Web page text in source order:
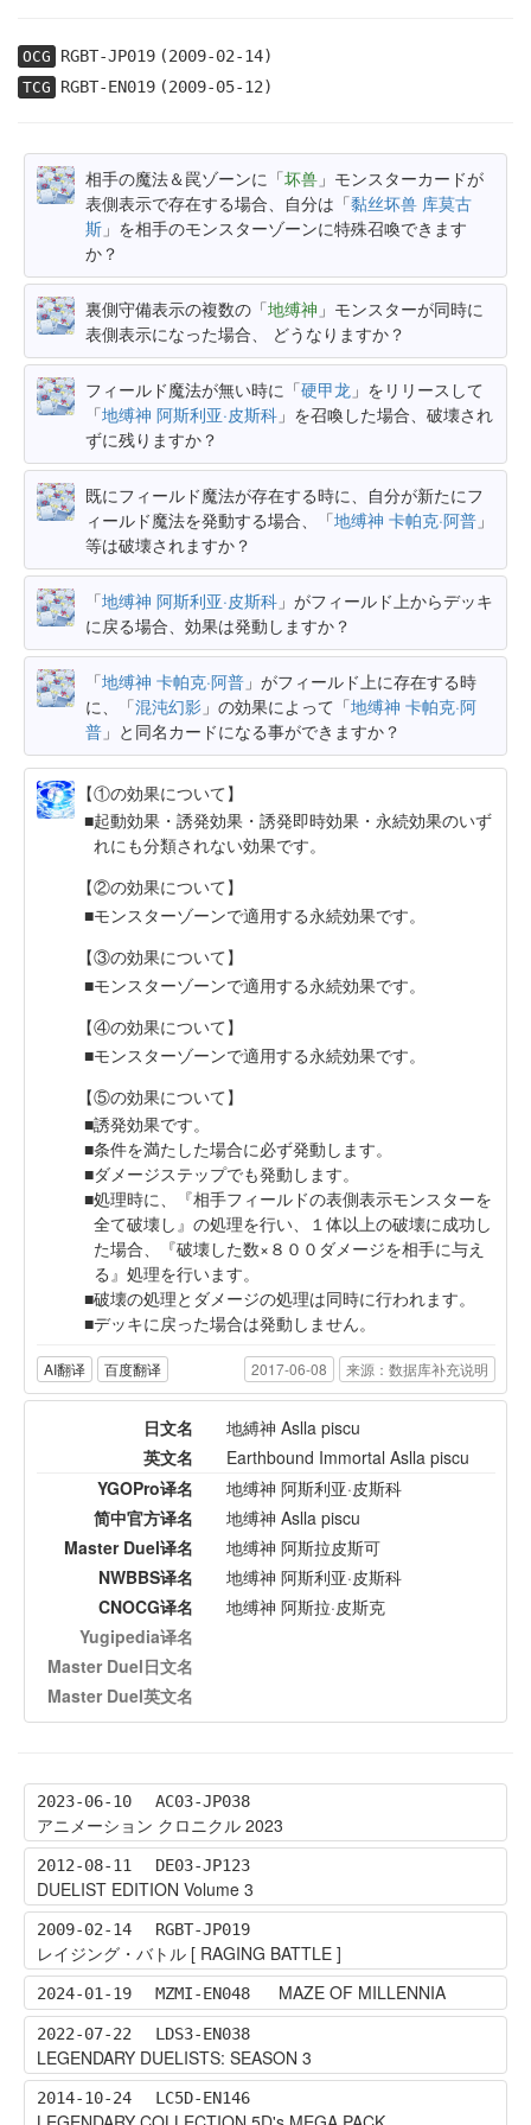
OCG RGBT-JP019(2009-02-14)
TCG RGBT-EN019(2009-05-12)
相手の魔法＆罠ゾーンに「坏兽 」モンスターカードが
表側表示で存在する場合、自分は「黏丝坏兽 库莫古
斯 」を相手のモンスターゾーンに特殊召喚できます
か？
裏側守備表示の複数の「地缚神 」モンスターが同時に
表側表示になった場合、 どうなりますか？
フィールド魔法が無い時に「硬甲龙 」をリリースして
「地缚神 阿斯利亚·皮斯科 」を召喚した場合、破壊され
ずに残りますか？
既にフィールド魔法が存在する時に、自分が新たにフ
ィールド魔法を発動する場合、「地缚神 卡帕克·阿普 」
等は破壊されますか？
「地缚神 阿斯利亚·皮斯科 」がフィールド上からデッキ
に戻る場合、効果は発動しますか？
「地缚神 卡帕克·阿普 」がフィールド上に存在する時
に、「混沌幻影 」の効果によって「地缚神 卡帕克·阿
普 」と同名カードになる事ができますか？
【①の効果について】
起動効果・誘発効果・誘発即時効果・永続効果のいず
れにも分類されない効果です。
【②の効果について】
モンスターゾーンで適用する永続効果です。
【③の効果について】
モンスターゾーンで適用する永続効果です。
【④の効果について】
モンスターゾーンで適用する永続効果です。
【⑤の効果について】
誘発効果です。
条件を満たした場合に必ず発動します。
ダメージステップでも発動します。
処理時に、『相手フィールドの表側表示モンスターを
全て破壊し』の処理を行い、１体以上の破壊に成功し
た場合、『破壊した数×８００ダメージを相手に与え
る』処理を行います。
破壊の処理とダメージの処理は同時に行われます。
デッキに戻った場合は発動しません。
AI翻译 百度翻译 2017-06-08 来源：数据库补充说明
日文名
地縛神 Aslla piscu
英文名
Earthbound Immortal Aslla piscu
YGOPro译名
地缚神 阿斯利亚·皮斯科
简中官方译名
地缚神 Aslla piscu
Master Duel译名
地缚神 阿斯拉皮斯可
NWBBS译名
地缚神 阿斯利亚·皮斯科
CNOCG译名
地缚神 阿斯拉·皮斯克
Yugipedia译名
Master Duel日文名
Master Duel英文名
2023-06-10 AC03-JP038
アニメーション クロニクル 2023
2012-08-11 DE03-JP123
DUELIST EDITION Volume 3
2009-02-14 RGBT-JP019
レイジング・バトル [ RAGING BATTLE ]
2024-01-19 MZMI-EN048 MAZE OF MILLENNIA
2022-07-22 LDS3-EN038
LEGENDARY DUELISTS: SEASON 3
2014-10-24 LC5D-EN146